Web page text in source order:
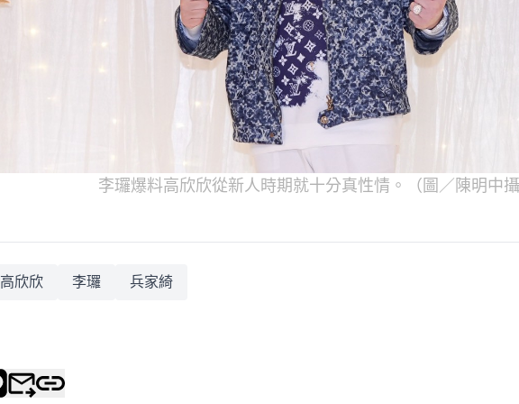
李㼈爆料高欣欣從新人時期就十分真性情。（圖／陳明中
高欣欣 李㼈 兵家綺